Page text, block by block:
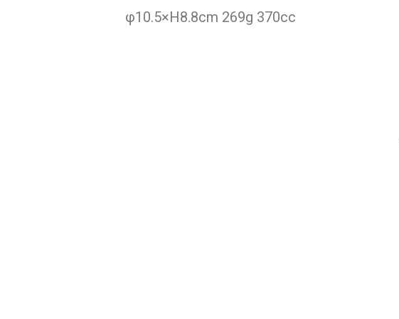
φ10.5×H8.8cm 269g 370cc